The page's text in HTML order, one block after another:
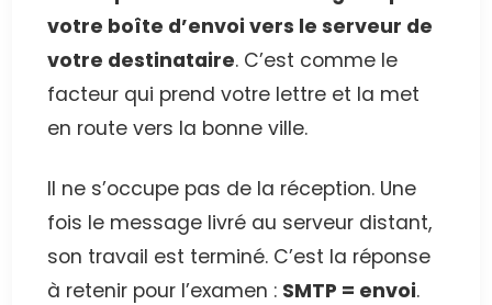
votre boîte d’envoi vers le serveur de
votre destinataire. C’est comme le
facteur qui prend votre lettre et la met
en route vers la bonne ville.
Il ne s’occupe pas de la réception. Une
fois le message livré au serveur distant,
son travail est terminé. C’est la réponse
à retenir pour l’examen : SMTP = envoi.